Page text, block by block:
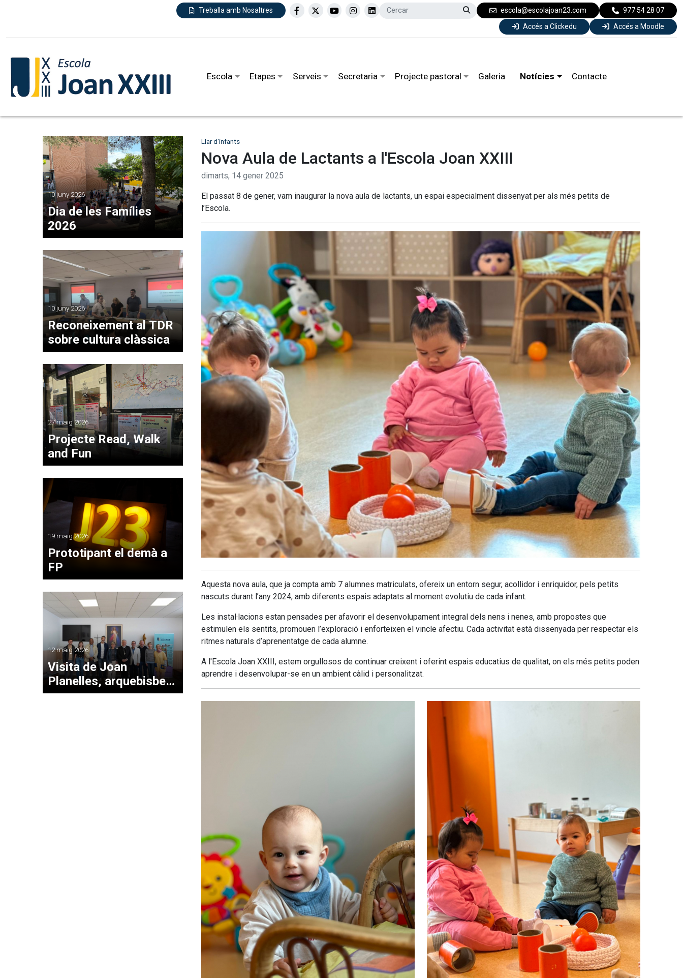
Treballa amb Nosaltres escola@escolajoan23.com
977 54 28 07
Accés a Clickedu
Accés a Moodle
Escola Etapes Serveis Secretaria Projecte pastoral Galeria Notícies Contacte
10 juny 2026
Dia de les Famílies
2026
10 juny 2026
Reconeixement al TDR
sobre cultura clàssica
27 maig 2026
Projecte Read, Walk
and Fun
19 maig 2026
Prototipant el demà a
FP
12 maig 2026
Visita de Joan
Planelles, arquebisbe,
a la nostra escola
Llar d'infants
Nova Aula de Lactants a l'Escola Joan XXIII
dimarts, 14 gener 2025
El passat 8 de gener, vam inaugurar la nova aula de lactants, un espai especialment dissenyat per als més petits de
l’Escola.
Aquesta nova aula, que ja compta amb 7 alumnes matriculats, ofereix un entorn segur, acollidor i enriquidor, pels petits
nascuts durant l’any 2024, amb diferents espais adaptats al moment evolutiu de cada infant.
Les instal·lacions estan pensades per afavorir el desenvolupament integral dels nens i nenes, amb propostes que
estimulen els sentits, promouen l’exploració i enforteixen el vincle afectiu. Cada activitat està dissenyada per respectar els
ritmes naturals d’aprenentatge de cada alumne.
A l'Escola Joan XXIII, estem orgullosos de continuar creixent i oferint espais educatius de qualitat, on els més petits poden
aprendre i desenvolupar-se en un ambient càlid i personalitzat.